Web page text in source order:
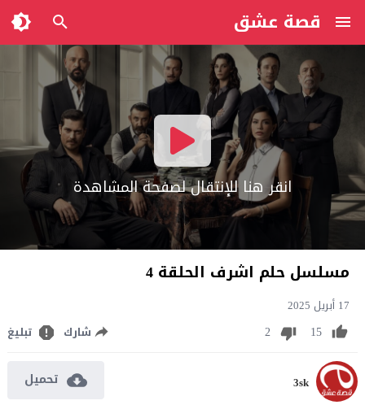
قصة عشق
انقر هنا للإنتقال لصفحة المشاهدة
مسلسل حلم اشرف الحلقة 4
17 أبريل 2025
15
2 شارك تبليغ
3sk تحميل